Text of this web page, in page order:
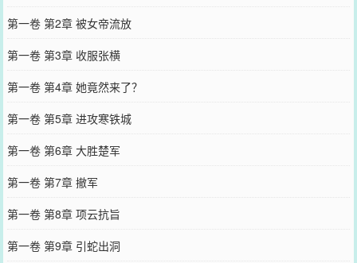
第一卷 第2章 被女帝流放
第一卷 第3章 收服张横
第一卷 第4章 她竟然来了？
第一卷 第5章 进攻寒铁城
第一卷 第6章 大胜楚军
第一卷 第7章 撤军
第一卷 第8章 项云抗旨
第一卷 第9章 引蛇出洞